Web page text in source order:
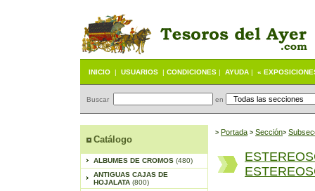
INICIO | USUARIOS | CONDICIONES | AYUDA | «
Buscar en
Catálogo
ALBUMES DE CROMOS (480)
ANTIGUAS CAJAS DE
HOJALATA (800)
> Portada > Sección>